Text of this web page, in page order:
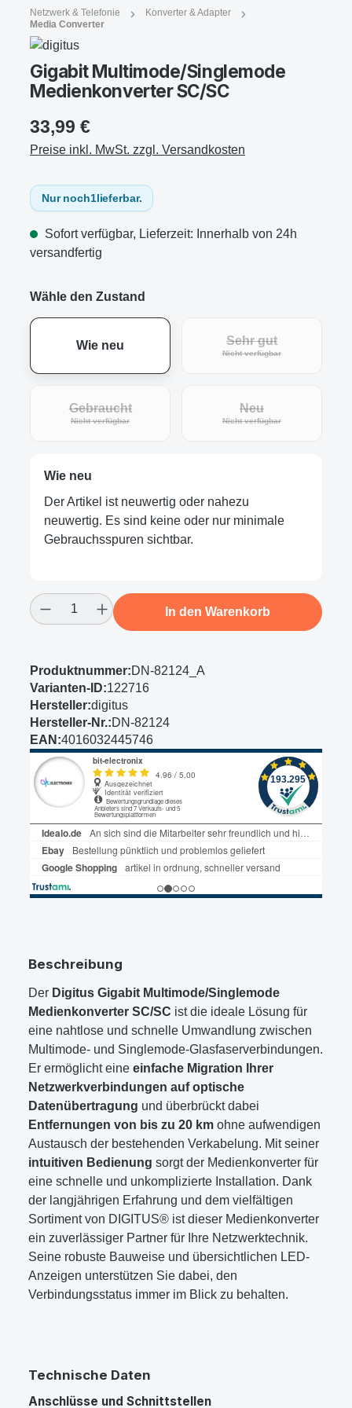
Netzwerk & Telefonie
Konverter & Adapter
Media Converter
Gigabit Multimode/Singlemode
Medienkonverter SC/SC
33,99 €
Preise inkl. MwSt. zzgl. Versandkosten
Nur noch1lieferbar.
Sofort verfügbar, Lieferzeit: Innerhalb von 24h
versandfertig
Wähle den Zustand
Wie neu Sehr gut
Nicht verfügbar(Diese Option ist
Gebraucht
Nicht verfügbar(Diese Option ist zurzeit nicht verfügbar.)
Neu
Nicht verfügbar(Diese Option ist
Wie neu
Der Artikel ist neuwertig oder nahezu
neuwertig. Es sind keine oder nur minimale
Gebrauchsspuren sichtbar.
Produkt Anzahl: Gib den gewünschten
In den Warenkorb
Produktnummer:DN-82124_A
Varianten-ID:122716
Hersteller:digitus
Hersteller-Nr.:DN-82124
EAN:4016032445746
Beschreibung
Der Digitus Gigabit Multimode/Singlemode
Medienkonverter SC/SC ist die ideale Lösung für
eine nahtlose und schnelle Umwandlung zwischen
Multimode- und Singlemode-Glasfaserverbindungen.
Er ermöglicht eine einfache Migration Ihrer
Netzwerkverbindungen auf optische
Datenübertragung und überbrückt dabei
Entfernungen von bis zu 20 km ohne aufwendigen
Austausch der bestehenden Verkabelung. Mit seiner
intuitiven Bedienung sorgt der Medienkonverter für
eine schnelle und unkomplizierte Installation. Dank
der langjährigen Erfahrung und dem vielfältigen
Sortiment von DIGITUS® ist dieser Medienkonverter
ein zuverlässiger Partner für Ihre Netzwerktechnik.
Seine robuste Bauweise und übersichtlichen LED-
Anzeigen unterstützen Sie dabei, den
Verbindungsstatus immer im Blick zu behalten.
Technische Daten
Anschlüsse und Schnittstellen